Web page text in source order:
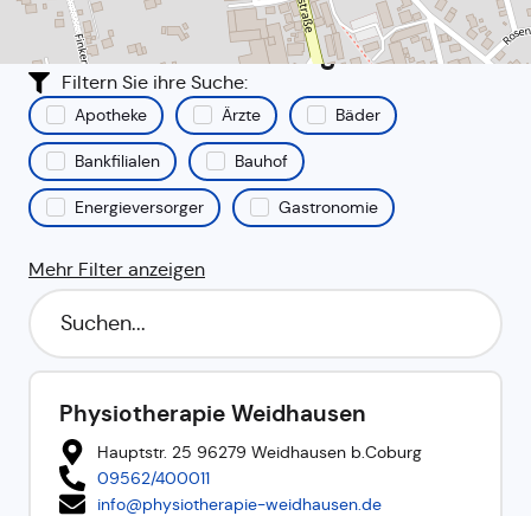
Alles rund um die Gemeinde
Weidhausen b.Coburg
Filtern Sie ihre Suche:
Apotheke Ärzte Bäder
Bankfilialen Bauhof
Energieversorger Gastronomie
Mehr Filter anzeigen
Physiotherapie Weidhausen
Hauptstr. 25 96279 Weidhausen b.Coburg
09562/400011
info@physiotherapie-weidhausen.de